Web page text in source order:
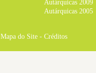
Autárquicas 2009
Autárquicas 2005
Mapa do Site - Créditos